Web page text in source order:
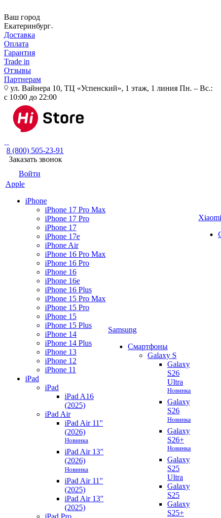
Ваш город
Екатеринбург
Доставка
Оплата
Гарантия
Trade in
Отзывы
Партнерам
ул. Вайнера 10, ТЦ «Успенский», 1 этаж, 1 линия Пн. – Вс.:
с 10:00 до 22:00
8 (800) 505-23-91
Заказать звонок
Войти
Apple
iPhone
iPhone 17 Pro Max
iPhone 17 Pro
iPhone 17
iPhone 17e
iPhone Air
iPhone 16 Pro Max
iPhone 16 Pro
iPhone 16
iPhone 16e
iPhone 16 Plus
iPhone 15 Pro Max
iPhone 15 Pro
iPhone 15
iPhone 15 Plus
iPhone 14
iPhone 14 Plus
iPhone 13
iPhone 12
iPhone 11
iPad
iPad
iPad A16
(2025)
iPad Air
iPad Air 11"
(2026)
Новинка
iPad Air 13"
(2026)
Новинка
iPad Air 11"
(2025)
iPad Air 13"
(2025)
iPad Pro
Samsung
Смартфоны
Galaxy S
Galaxy
S26
Ultra
Новинка
Galaxy
S26
Новинка
Galaxy
S26+
Новинка
Galaxy
S25
Ultra
Galaxy
S25
Galaxy
S25+
Xiaomi